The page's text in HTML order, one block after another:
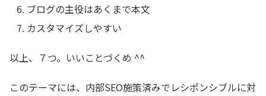
ブログの主役はあくまで本文
カスタマイズしやすい
以上、７つ。いいことづくめ ^^
このテーマには、内部SEO施策済みでレシポンシブルに対